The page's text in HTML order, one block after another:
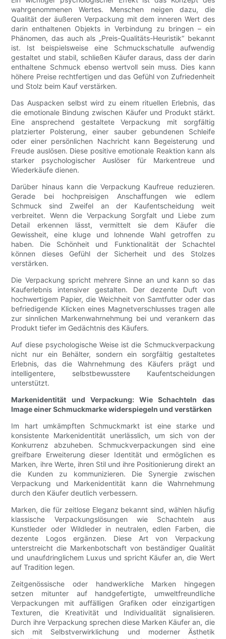
wahrgenommenen Wertes. Menschen neigen dazu, die
Qualität der äußeren Verpackung mit dem inneren Wert des
darin enthaltenen Objekts in Verbindung zu bringen – ein
Phänomen, das auch als „Preis-Qualitäts-Heuristik“ bekannt
ist. Ist beispielsweise eine Schmuckschatulle aufwendig
gestaltet und stabil, schließen Käufer daraus, dass der darin
enthaltene Schmuck ebenso wertvoll sein muss. Dies kann
höhere Preise rechtfertigen und das Gefühl von Zufriedenheit
und Stolz beim Kauf verstärken.
Das Auspacken selbst wird zu einem rituellen Erlebnis, das
die emotionale Bindung zwischen Käufer und Produkt stärkt.
Eine ansprechend gestaltete Verpackung mit sorgfältig
platzierter Polsterung, einer sauber gebundenen Schleife
oder einer persönlichen Nachricht kann Begeisterung und
Freude auslösen. Diese positive emotionale Reaktion kann als
starker psychologischer Auslöser für Markentreue und
Wiederkäufe dienen.
Darüber hinaus kann die Verpackung Kaufreue reduzieren.
Gerade bei hochpreisigen Anschaffungen wie edlem
Schmuck sind Zweifel an der Kaufentscheidung weit
verbreitet. Wenn die Verpackung Sorgfalt und Liebe zum
Detail erkennen lässt, vermittelt sie dem Käufer die
Gewissheit, eine kluge und lohnende Wahl getroffen zu
haben. Die Schönheit und Funktionalität der Schachtel
können dieses Gefühl der Sicherheit und des Stolzes
verstärken.
Die Verpackung spricht mehrere Sinne an und kann so das
Kauferlebnis intensiver gestalten. Der dezente Duft von
hochwertigem Papier, die Weichheit von Samtfutter oder das
befriedigende Klicken eines Magnetverschlusses tragen alle
zur sinnlichen Markenwahrnehmung bei und verankern das
Produkt tiefer im Gedächtnis des Käufers.
Auf diese psychologische Weise ist die Schmuckverpackung
nicht nur ein Behälter, sondern ein sorgfältig gestaltetes
Erlebnis, das die Wahrnehmung des Käufers prägt und
intelligentere, selbstbewusstere Kaufentscheidungen
unterstützt.
Markenidentität und Verpackung: Wie Schachteln das
Image einer Schmuckmarke widerspiegeln und verstärken
Im hart umkämpften Schmuckmarkt ist eine starke und
konsistente Markenidentität unerlässlich, um sich von der
Konkurrenz abzuheben. Schmuckverpackungen sind eine
greifbare Erweiterung dieser Identität und ermöglichen es
Marken, ihre Werte, ihren Stil und ihre Positionierung direkt an
die Kunden zu kommunizieren. Die Synergie zwischen
Verpackung und Markenidentität kann die Wahrnehmung
durch den Käufer deutlich verbessern.
Marken, die für zeitlose Eleganz bekannt sind, wählen häufig
klassische Verpackungslösungen wie Schachteln aus
Kunstleder oder Wildleder in neutralen, edlen Farben, die
dezente Logos ergänzen. Diese Art von Verpackung
unterstreicht die Markenbotschaft von beständiger Qualität
und unaufdringlichem Luxus und spricht Käufer an, die Wert
auf Tradition legen.
Zeitgenössische oder handwerkliche Marken hingegen
setzen mitunter auf handgefertigte, umweltfreundliche
Verpackungen mit auffälligen Grafiken oder einzigartigen
Texturen, die Kreativität und Individualität signalisieren.
Durch ihre Verpackung sprechen diese Marken Käufer an, die
sich mit Selbstverwirklichung und moderner Ästhetik